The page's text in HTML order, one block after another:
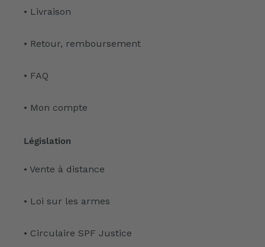
• Livraison
• Retour, remboursement
• FAQ
• Mon compte
Législation
• Vente à distance
• Loi sur les armes
• Circulaire SPF Justice